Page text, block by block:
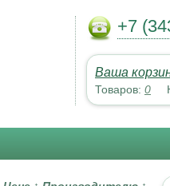
+7
Ваша
Товаров: 0